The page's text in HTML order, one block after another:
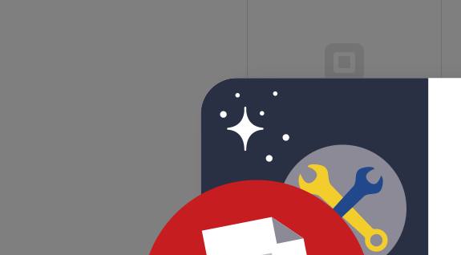
ППКОПУ РУБЕЖ-МК1 М-49-56
Под заказ
Цена по запросу